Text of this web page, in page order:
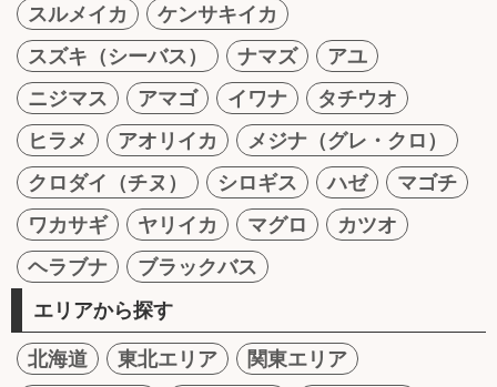
スルメイカ
ケンサキイカ
スズキ（シーバス）
ナマズ
アユ
ニジマス
アマゴ イワナ
タチウオ
ヒラメ
アオリイカ
メジナ（グレ・クロ）
クロダイ（チヌ）
シロギス ハゼ
マゴチ
ワカサギ
ヤリイカ マグロ
カツオ
ヘラブナ
ブラックバス
エリアから探す
北海道 東北エリア
関東エリア